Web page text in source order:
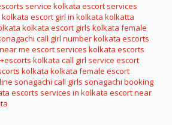
service kolkata escort services
escort girl in kolkata kolkatta
kolkata escort girls kolkata female
call girl numberkolkata escorts
me escort services kolkata escorts
kolkata call girl service escort
kolkata kolkata female escort
sonagachi call girls sonagachi booking
escorts services in kolkata escort near